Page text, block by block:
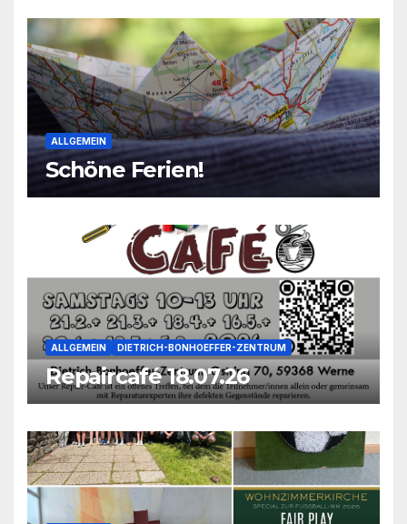
ALLGEMEIN
Schöne Ferien!
ALLGEMEIN DIETRICH-BONHOEFFER-ZENTRUM
Repaircafé 18.07.26